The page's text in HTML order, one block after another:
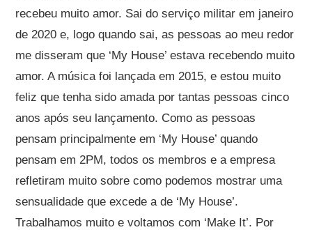
recebeu muito amor. Sai do serviço militar em janeiro
de 2020 e, logo quando sai, as pessoas ao meu redor
me disseram que ‘My House’ estava recebendo muito
amor. A música foi lançada em 2015, e estou muito
feliz que tenha sido amada por tantas pessoas cinco
anos após seu lançamento. Como as pessoas
pensam principalmente em ‘My House’ quando
pensam em 2PM, todos os membros e a empresa
refletiram muito sobre como podemos mostrar uma
sensualidade que excede a de ‘My House’.
Trabalhamos muito e voltamos com ‘Make It’. Por